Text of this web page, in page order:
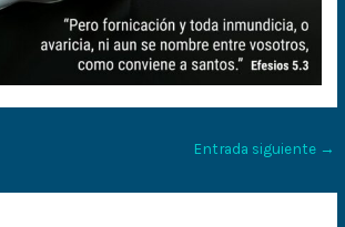
Entrada siguiente →